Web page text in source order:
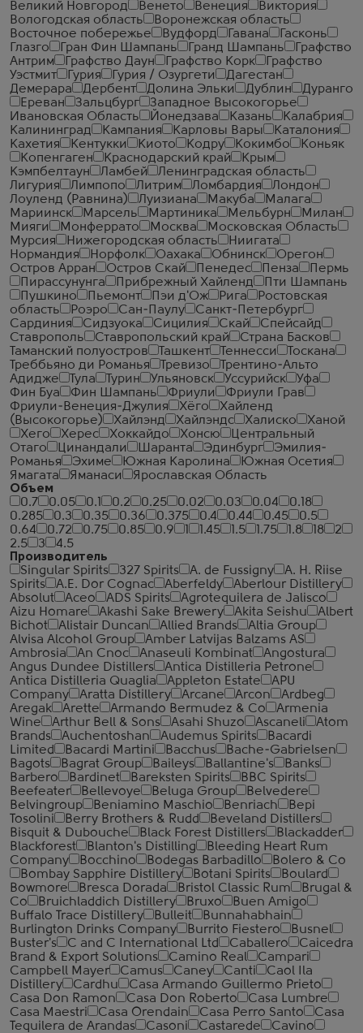
Великий Новгород
Венето Венеция
Виктория
Вологодская область
Воронежская область
Восточное побережье
Вудфорд Гавана
Гасконь
Глазго
Гран Фин Шампань Гранд Шампань
Графство
Антрим
Графство Даун Графство Корк
Графство
Уэстмит
Гурия Гурия / Озургети
Дагестан
Демерара
Дербент Долина Эльки Дублин
Дуранго
Ереван
Зальцбург
Западное Высокогорье
Ивановская Область
Йонедзава Казань
Калабрия
Калининград
Кампания Карловы Вары
Каталония
Кахетия
Кентукки Киото Кодру Кокимбо
Коньяк
Копенгаген
Краснодарский край
Крым
Кэмпбелтаун
Ламбей
Ленинградская область
Лигурия
Лимпопо Литрим Ломбардия
Лондон
Лоуленд (Равнина)
Луизиана Макуба
Малага
Мариинск
Марсель Мартиника Мельбурн
Милан
Мияги
Монферрато Москва
Московская Область
Мурсия
Нижегородская область
Ниигата
Нормандия
Норфолк Оахака Обнинск
Орегон
Остров Арран
Остров Скай Пенедес Пенза
Пермь
Пирассунунга
Прибрежный Хайленд
Пти Шампань
Пушкино
Пьемонт Пэи д'Ож Рига
Ростовская
область
Роэро Сан-Паулу
Санкт-Петербург
Сардиния
Сидзуока Сицилия Скай
Спейсайд
Ставрополь
Ставропольский край
Страна Басков
Таманский полуостров
Ташкент Теннесси
Тоскана
Треббьяно ди Романья
Тревизо
Трентино-Альто
Адидже
Тула Турин Ульяновск Уссурийск
Уфа
Фин Буа
Фин Шампань Фриули
Фриули Грав
Фриули-Венеция-Джулия
Хёго
Хайленд
(Высокогорье)
Хайлэнд Хайлэндс Халиско
Ханой
Хего
Херес Хоккайдо Хонсю
Центральный
Отаго
Цинандали Шаранта Эдинбург
Эмилия-
Романья
Эхиме Южная Каролина
Южная Осетия
Ямагата
Яманаси
Ярославская Область
Объем
0.7
0.05 0.1 0.2 0.25 0.02 0.03 0.04
0.18
0.285
0.3 0.35 0.36 0.375 0.4 0.44 0.45
0.5
0.64
0.72 0.75 0.85 0.9 1.45 1.5 1.75 1.8 18
2
2.5
3
4.5
Производитель
Singular Spirits
327 Spirits A. de Fussigny
A. H. Riise
Spirits
A.E. Dor Cognac Aberfeldy
Aberlour Distillery
Absolut
Aceo ADS Spirits
Agrotequilera de Jalisco
Aizu Homare
Akashi Sake Brewery Akita Seishu
Albert
Bichot
Alistair Duncan Allied Brands
Altia Group
Alvisa Alcohol Group
Amber Latvijas Balzams AS
Ambrosia
An Cnoc Anaseuli Kombinat
Angostura
Angus Dundee Distillers
Antica Distilleria Petrone
Antica Distilleria Quaglia
Appleton Estate
APU
Company
Aratta Distillery Arcane Arcon
Ardbeg
Aregak
Arette Armando Bermudez & Co
Armenia
Wine
Arthur Bell & Sons Asahi Shuzo Ascaneli
Atom
Brands
Auchentoshan Audemus Spirits
Bacardi
Limited
Bacardi Martini Bacchus
Bache-Gabrielsen
Bagots
Bagrat Group Baileys Ballantine's
Banks
Barbero
Bardinet Bareksten Spirits
BBC Spirits
Beefeater
Bellevoye Beluga Group
Belvedere
Belvingroup
Beniamino Maschio Benriach
Bepi
Tosolini
Berry Brothers & Rudd
Beveland Distillers
Bisquit & Dubouche
Black Forest Distillers
Blackadder
Blackforest
Blanton's Distilling
Bleeding Heart Rum
Company
Bocchino Bodegas Barbadillo
Bolero & Co
Bombay Sapphire Distillery
Botani Spirits
Boulard
Bowmore
Bresca Dorada Bristol Classic Rum
Brugal &
Co
Bruichladdich Distillery Bruxo
Buen Amigo
Buffalo Trace Distillery
Bulleit
Bunnahabhain
Burlington Drinks Company
Burrito Fiestero
Busnel
Buster's
C and C International Ltd Caballero
Caicedra
Brand & Export Solutions
Camino Real
Campari
Campbell Mayer
Camus Caney Canti
Caol Ila
Distillery
Cardhu
Casa Armando Guillermo Prieto
Casa Don Ramon
Casa Don Roberto
Casa Lumbre
Casa Maestri
Casa Orendain Casa Perro Santo
Casa
Tequilera de Arandas
Casoni Castarede Cavino